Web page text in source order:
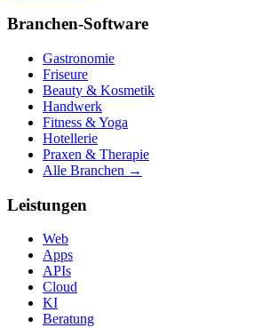
Branchen-Software
Gastronomie
Friseure
Beauty & Kosmetik
Handwerk
Fitness & Yoga
Hotellerie
Praxen & Therapie
Alle Branchen →
Leistungen
Web
Apps
APIs
Cloud
KI
Beratung